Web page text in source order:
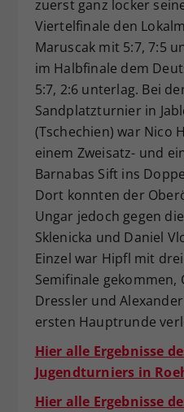
zuerst ganz locker
Viertelfinale den
Maruscak mit 5:7, 7:5
im Halbfinale dem
5:7, 2:6 unterlag. Bei
Sandplatzturnier in
(Tschechien) war Nico
einem Zweisatz- und
Barnabas Sift ins
Dort konnten der
Ungar jedoch gegen
Sklenicka und Daniel
Einzel war Hipfl mit
Semifinale gekommen,
Dressler und
ersten Hauptrunde
Hier alle Ergebnisse
Jugendturniers in
Hier alle Ergebnisse